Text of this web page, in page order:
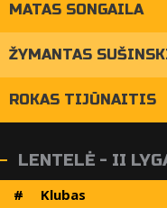
MATAS SONGAILA
ŽYMANTAS
ROKAS TIJŪNAITIS
LENTELĖ - II
# Klubas